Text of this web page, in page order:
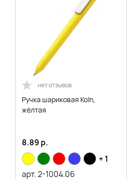
нет отзывов
Ручка шариковая Koln,
жёлтая
8.89 р.
+ 1
арт.2-1004.06